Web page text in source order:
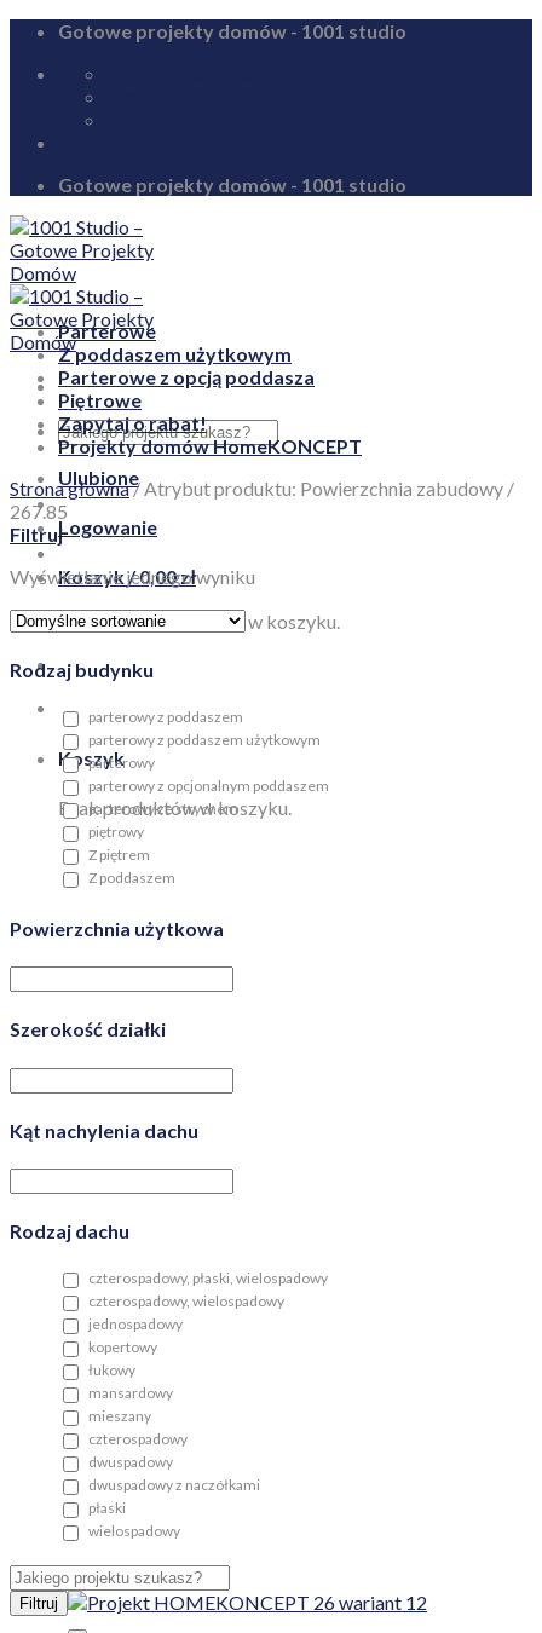
Skip
content
Gotowe projekty domów - 1001 studio
Gotowe projekty domów - 1001 studio
Ulubione
Logowanie
Koszyk /0,00zł
Brak produktów w koszyku.
Koszyk
Brak produktów w koszyku.
Parterowe
Z poddaszem użytkowym
Parterowe z opcją poddasza
Piętrowe
Zapytaj o rabat!
Projekty domów HomeKONCEPT
Strona główna/Atrybut produktu: Powierzchnia zabudowy /
267.85
Filtruj
Wyświetlanie jednego wyniku
Rodzaj budynku
parterowy z poddaszem
parterowy z poddaszem użytkowym
parterowy
parterowy z opcjonalnym poddaszem
parterowy ze strychem
piętrowy
Z piętrem
Z poddaszem
Powierzchnia użytkowa
Szerokość działki
Kąt nachylenia dachu
Rodzaj dachu
czterospadowy, płaski, wielospadowy
czterospadowy, wielospadowy
jednospadowy
kopertowy
łukowy
mansardowy
mieszany
czterospadowy
dwuspadowy
dwuspadowy z naczółkami
płaski
wielospadowy
Filtruj